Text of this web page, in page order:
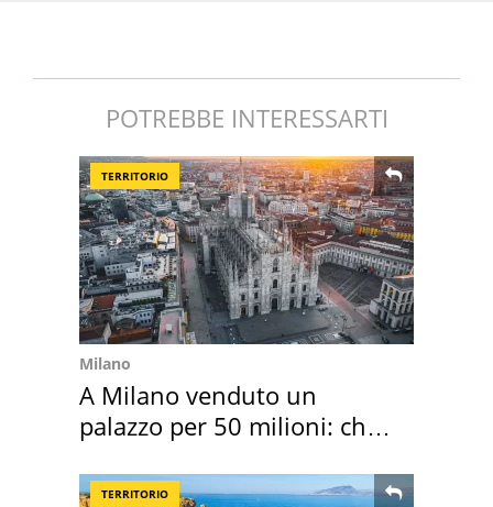
POTREBBE INTERESSARTI
TERRITORIO
Milano
A Milano venduto un
palazzo per 50 milioni: chi
TERRITORIO